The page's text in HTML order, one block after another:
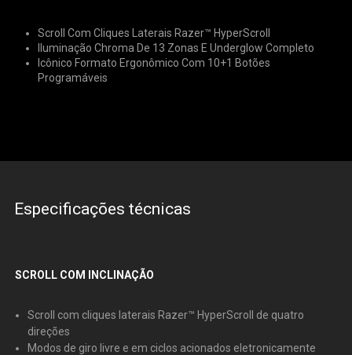
Scroll Com Cliques Laterais Razer™ HyperScroll
Iluminação Chroma De 13 Zonas E Underglow Completo
Icônico Formato Ergonômico Com 10+1 Botões
Programáveis
Especificações técnicas
SCROLL COM INCLINAÇÃO
Scroll com cliques laterais Razer™ HyperScroll de quatro
direções
Modos de giro livre e em ciclos acionados eletronicamente